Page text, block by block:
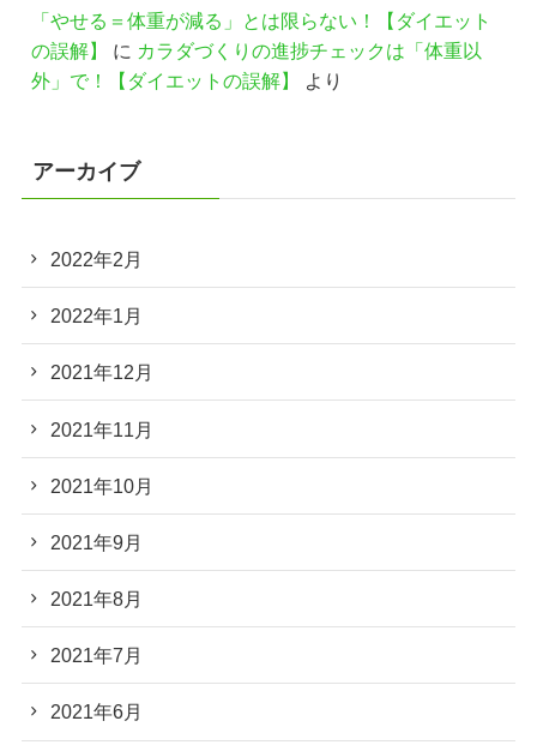
「やせる＝体重が減る」とは限らない！【ダイエット
の誤解】
に カラダづくりの進捗チェックは「体重以
外」で！【ダイエットの誤解】
より
アーカイブ
2022年2月
2022年1月
2021年12月
2021年11月
2021年10月
2021年9月
2021年8月
2021年7月
2021年6月